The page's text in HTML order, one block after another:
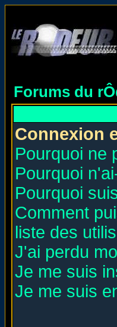
Forums du
Connexion
Pourquoi ne
Pourquoi
Pourquoi
Comment
liste des
J'ai perdu
Je me suis
Je me suis